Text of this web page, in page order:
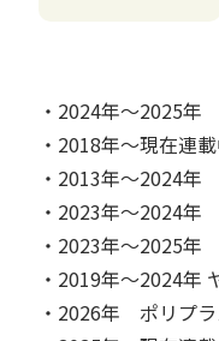
・2024年～2025
・2018年～現在
・2013年～2024
・2023年～2024年
・2023年～2025
・2019年～2024年
・2026年 ポリプ